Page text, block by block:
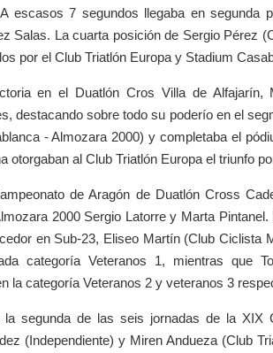
escasos 7 segundos llegaba en
Salas. La cuarta posición de Sergio Pérez
por el Club Triatlón Europa y Stadium
en el Duatlón Cros Villa de Alfajarín,
destacando sobre todo su poderío en el
- Almozara 2000) y completaba el
otorgaban al Club Triatlón Europa el triunfo
de Aragón de Duatlón Cross
2000 Sergio Latorre y Marta
en Sub-23, Eliseo Martín (Club Ciclista
categoría Veteranos 1, mientras que
la categoría Veteranos 2 y veteranos 3
segunda de las seis jornadas de la XIX
(Independiente) y Miren Andueza (Club